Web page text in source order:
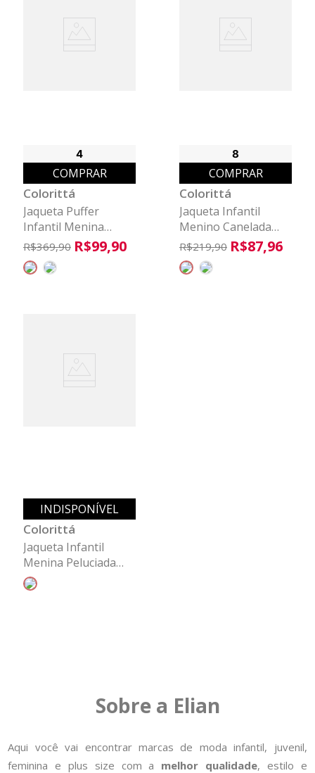
4
COMPRAR
Colorittá
Jaqueta Puffer
Infantil Menina
Veludo Colorittá
Rosa
R$369,90 R$99,90
8
COMPRAR
Colorittá
Jaqueta Infantil
Menino Canelada
Zíper Colorittá Preto
R$219,90 R$87,96
INDISPONÍVEL
Colorittá
Jaqueta Infantil
Menina Peluciada
Suede Colorittá Bege
Sobre a Elian
Aqui você vai encontrar marcas de moda infantil, juvenil,
feminina e plus size com a melhor qualidade, estilo e